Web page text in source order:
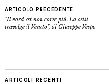
ARTICOLO PRECEDENTE
"Il nord est non corre più. La crisi
travolge il Veneto", di Giuseppe Vespo
ARTICOLI RECENTI